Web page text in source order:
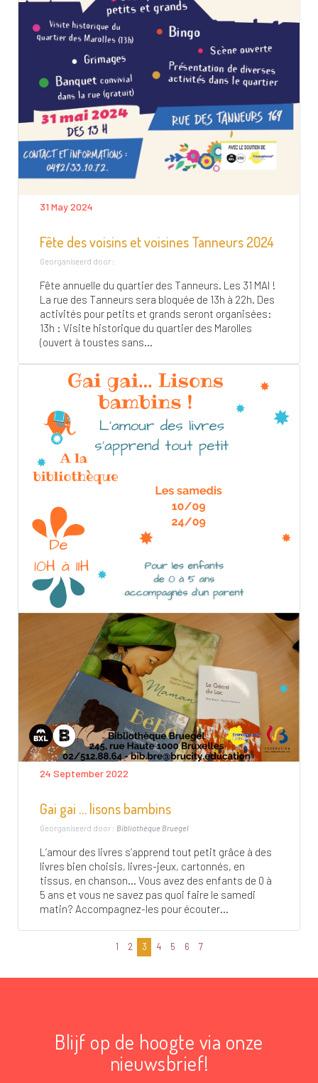
31 May 2024
Fête des voisins et voisines Tanneurs 2024
Georganiseerd door :
Fête annuelle du quartier des Tanneurs. Les 31 MAI !
La rue des Tanneurs sera bloquée de 13h à 22h. Des
activités pour petits et grands seront organisées:
13h : Visite historique du quartier des Marolles
(ouvert à toustes sans...
24 September 2022
Gai gai … lisons bambins
Georganiseerd door : Bibliothèque Bruegel
L’amour des livres s’apprend tout petit grâce à des
livres bien choisis, livres-jeux, cartonnés, en
tissus, en chanson… Vous avez des enfants de 0 à
5 ans et vous ne savez pas quoi faire le samedi
matin? Accompagnez-les pour écouter...
1 2 3 4 5 6 7
Blijf op de hoogte via onze
nieuwsbrief!